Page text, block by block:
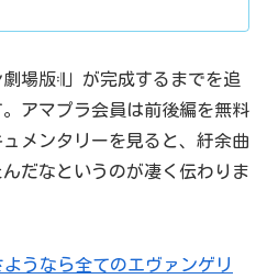
場版𝄇」が完成するまでを追
アマプラ会員は前後編を無料
メンタリーを見ると、紆余曲
だなというのが凄く伝わりま
ようなら全てのエヴァンゲリ